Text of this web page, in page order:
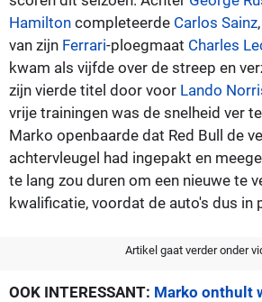
Hamilton completeerde Carlos Sainz
van zijn Ferrari-ploegmaat Charles
kwam als vijfde over de streep en
zijn vierde titel door voor Lando
vrije trainingen was de snelheid ver
Marko openbaarde dat Red Bull de
achtervleugel had ingepakt en
te lang zou duren om een nieuwe te
kwalificatie, voordat de auto's dus in
Artikel gaat verder onder
OOK INTERESSANT: Marko onthult